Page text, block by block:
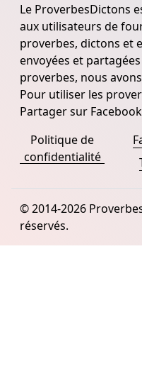
Le ProverbesDictons
aux utilisateurs de
proverbes, dictons et
envoyées et
proverbes, nous
Pour utiliser les
Partager sur Facebook
Politique de
confidentialité
© 2014-2026
réservés.